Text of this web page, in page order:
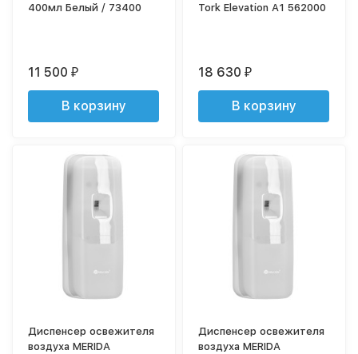
400мл Белый / 73400
11 500₽
В корзину
Tork Elevation A1 562000
18 630₽
В корзину
Диспенсер освежителя
воздуха MERIDA
Диспенсер освежителя
воздуха MERIDA